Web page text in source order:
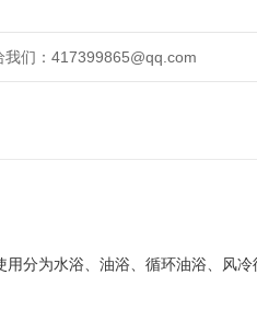
我们：417399865@qq.com
分为水浴、油浴、循环油浴、风